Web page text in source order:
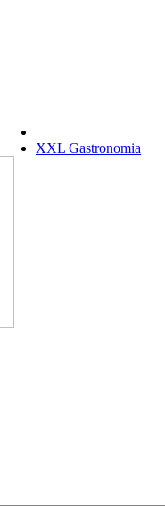
XXL Gastronomia